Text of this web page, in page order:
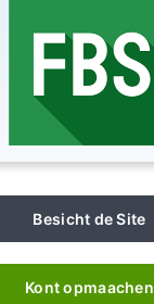
Besicht de Site
Kont opmaachen